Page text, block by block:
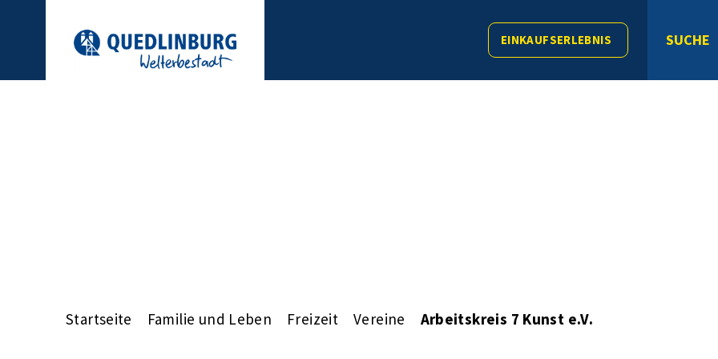
EINKAUFSERLEBNIS SUCHE
Startseite Familie und Leben Freizeit Vereine Arbeitskreis 7 Kunst e.V.